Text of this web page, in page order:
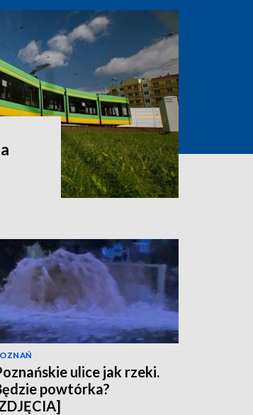
ulice jak rzeki.
powtórka?